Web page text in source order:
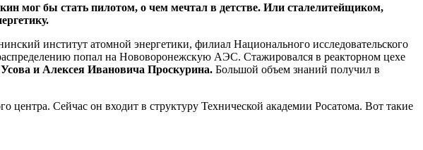
мог бы стать пилотом, о чем мечтал в детстве. Или сталелитейщиком,
институт атомной энергетики, филиал Национального исследовательского
попал на Нововоронежскую АЭС. Стажировался в реакторном цехе
и Алексея Ивановича Проскурина. Большой объем знаний получил в
центра. Сейчас он входит в структуру Технической академии Росатома. Вот такие